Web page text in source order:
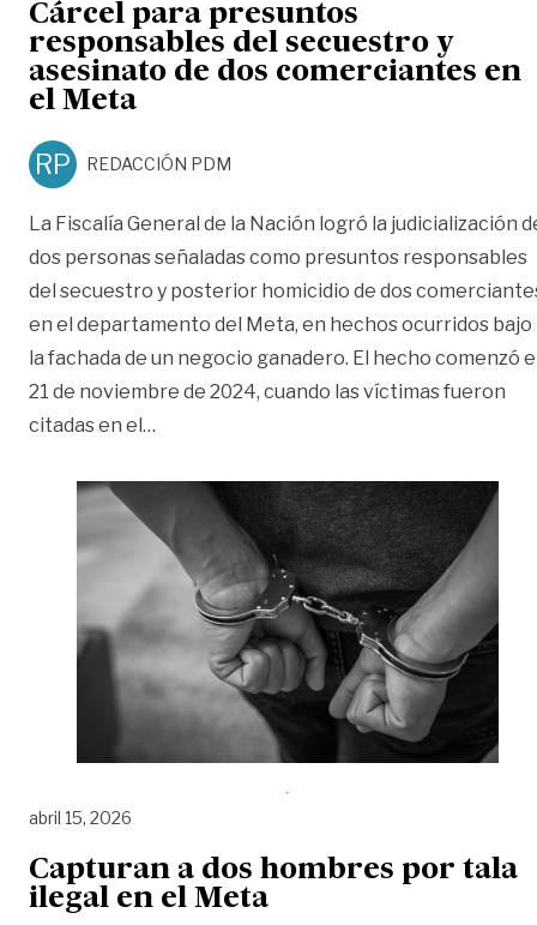
Cárcel para presuntos
responsables del secuestro y
asesinato de dos comerciantes en
el Meta
RP REDACCIÓN PDM
La Fiscalía General de la Nación logró la judicialización
dos personas señaladas como presuntos responsables
del secuestro y posterior homicidio de dos
en el departamento del Meta, en hechos ocurridos bajo
la fachada de un negocio ganadero. El hecho comenzó
21 de noviembre de 2024, cuando las víctimas fueron
citadas en el…
abril 15, 2026
Capturan a dos hombres por tala
ilegal en el Meta